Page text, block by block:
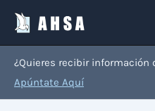
contenido
¿Quieres recibir información
Apúntate Aquí